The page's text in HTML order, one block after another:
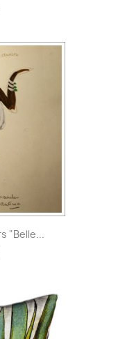
"Belle...